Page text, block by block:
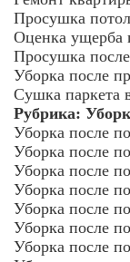
Просушка
Оценка ущерба
Просушка
Уборка после
Сушка паркета
Рубрика:
Уборка после
Уборка после
Уборка после
Уборка после
Уборка после
Уборка после
Уборка после